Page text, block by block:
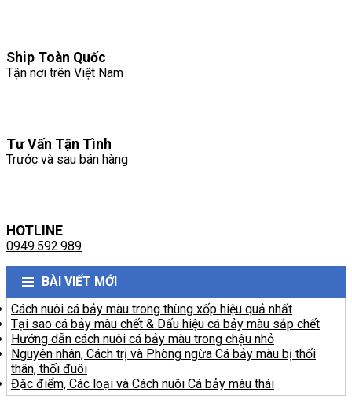
Ship Toàn Quốc
Tận nơi trên Việt Nam
Tư Vấn Tận Tình
Trước và sau bán hàng
HOTLINE
0949.592.989
BÀI VIẾT MỚI
Cách nuôi cá bảy màu trong thùng xốp hiệu quả nhất
Tại sao cá bảy màu chết & Dấu hiệu cá bảy màu sắp chết
Hướng dẫn cách nuôi cá bảy màu trong chậu nhỏ
Nguyên nhân, Cách trị và Phòng ngừa Cá bảy màu bị thối
thân, thối đuôi
Đặc điểm, Các loại và Cách nuôi Cá bảy màu thái